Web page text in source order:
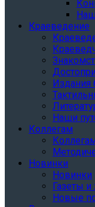
Краеведение
Издания
Наши
Коллегам
Новинки
Новинки
Газеты
Новые